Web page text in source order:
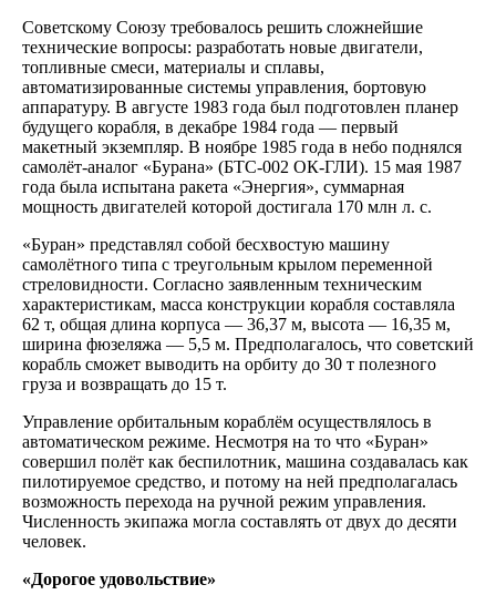
Советскому Союзу требовалось решить сложнейшие
технические вопросы: разработать новые двигатели,
топливные смеси, материалы и сплавы,
автоматизированные системы управления, бортовую
аппаратуру. В августе 1983 года был подготовлен планер
будущего корабля, в декабре 1984 года — первый
макетный экземпляр. В ноябре 1985 года в небо поднялся
самолёт-аналог «Бурана» (БТС-002 ОК-ГЛИ). 15 мая 1987
года была испытана ракета «Энергия», суммарная
мощность двигателей которой достигала 170 млн л. с.
«Буран» представлял собой бесхвостую машину
самолётного типа c треугольным крылом переменной
стреловидности. Согласно заявленным техническим
характеристикам, масса конструкции корабля составляла
62 т, общая длина корпуса — 36,37 м, высота — 16,35 м,
ширина фюзеляжа — 5,5 м. Предполагалось, что советский
корабль сможет выводить на орбиту до 30 т полезного
груза и возвращать до 15 т.
Управление орбитальным кораблём осуществлялось в
автоматическом режиме. Несмотря на то что «Буран»
совершил полёт как беспилотник, машина создавалась как
пилотируемое средство, и потому на ней предполагалась
возможность перехода на ручной режим управления.
Численность экипажа могла составлять от двух до десяти
человек.
«Дорогое удовольствие»